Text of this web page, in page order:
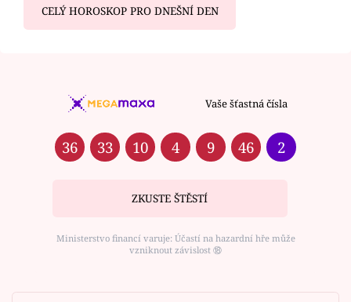
CELÝ HOROSKOP PRO DNEŠNÍ DEN
Vaše šťastná čísla
36 33 10 4 9 46 2
ZKUSTE ŠTĚSTÍ
Ministerstvo financí varuje: Účastí na hazardní hře může
vzniknout závislost ⑱